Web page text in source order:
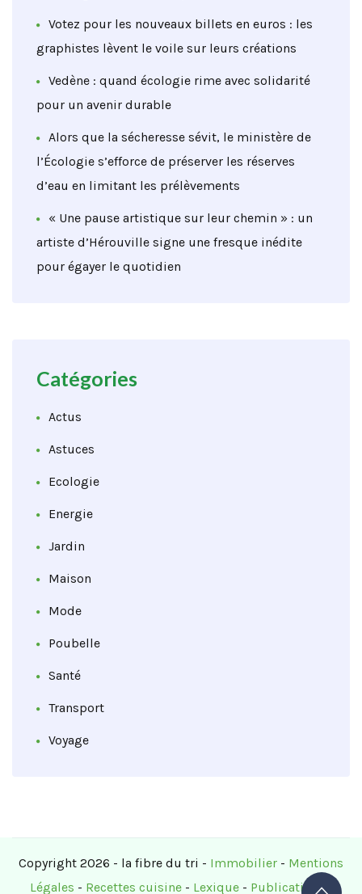
Votez pour les nouveaux billets en euros : les
graphistes lèvent le voile sur leurs créations
Vedène : quand écologie rime avec solidarité
pour un avenir durable
Alors que la sécheresse sévit, le ministère de
l’Écologie s’efforce de préserver les réserves
d’eau en limitant les prélèvements
« Une pause artistique sur leur chemin » : un
artiste d’Hérouville signe une fresque inédite
pour égayer le quotidien
Catégories
Actus
Astuces
Ecologie
Energie
Jardin
Maison
Mode
Poubelle
Santé
Transport
Voyage
Copyright 2026 - la fibre du tri - Immobilier - Mentions
Légales - Recettes cuisine- Lexique- Publications-